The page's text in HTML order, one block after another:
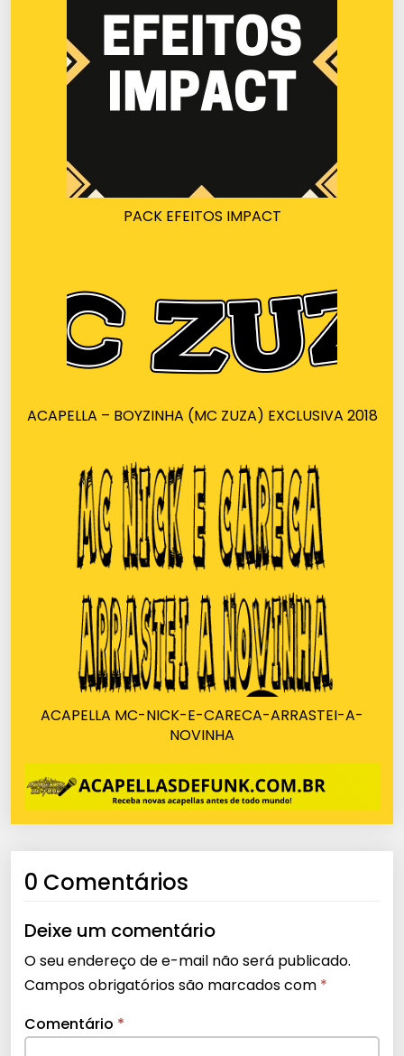
PACK EFEITOS IMPACT
ACAPELLA – BOYZINHA (MC ZUZA) EXCLUSIVA 2018
ACAPELLA MC-NICK-E-CARECA-ARRASTEI-A-
NOVINHA
0 Comentários
Deixe um comentário
O seu endereço de e-mail não será publicado.
Campos obrigatórios são marcados com *
Comentário *